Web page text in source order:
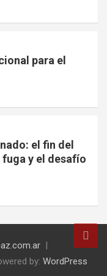
para el
el fin del
fuga y el desafío
by: WordPress